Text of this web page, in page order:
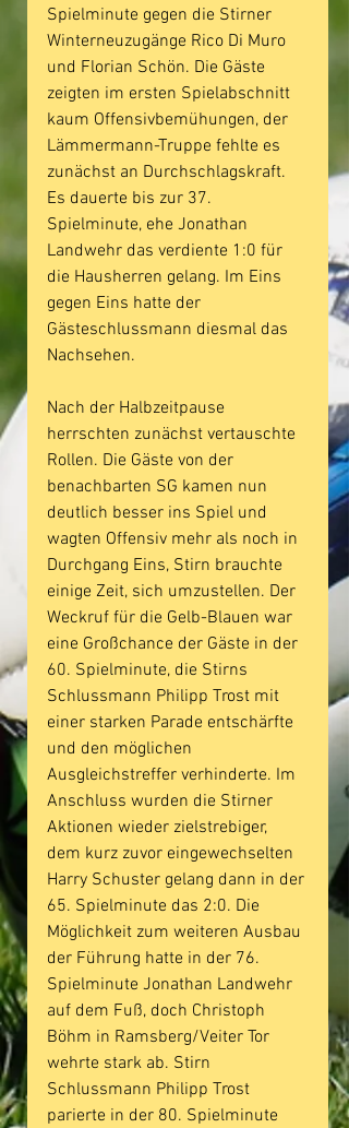
Spielminute gegen die Stirner
Winterneuzugänge Rico Di Muro
und Florian Schön. Die Gäste
zeigten im ersten Spielabschnitt
kaum Offensivbemühungen, der
Lämmermann-Truppe fehlte es
zunächst an Durchschlagskraft.
Es dauerte bis zur 37.
Spielminute, ehe Jonathan
Landwehr das verdiente 1:0 für
die Hausherren gelang. Im Eins
gegen Eins hatte der
Gästeschlussmann diesmal das
Nachsehen.
Nach der Halbzeitpause
herrschten zunächst vertauschte
Rollen. Die Gäste von der
benachbarten SG kamen nun
deutlich besser ins Spiel und
wagten Offensiv mehr als noch in
Durchgang Eins, Stirn brauchte
einige Zeit, sich umzustellen. Der
Weckruf für die Gelb-Blauen war
eine Großchance der Gäste in der
60. Spielminute, die Stirns
Schlussmann Philipp Trost mit
einer starken Parade entschärfte
und den möglichen
Ausgleichstreffer verhinderte. Im
Anschluss wurden die Stirner
Aktionen wieder zielstrebiger,
dem kurz zuvor eingewechselten
Harry Schuster gelang dann in der
65. Spielminute das 2:0. Die
Möglichkeit zum weiteren Ausbau
der Führung hatte in der 76.
Spielminute Jonathan Landwehr
auf dem Fuß, doch Christoph
Böhm in Ramsberg/Veiter Tor
wehrte stark ab. Stirn
Schlussmann Philipp Trost
parierte in der 80. Spielminute